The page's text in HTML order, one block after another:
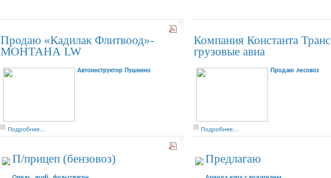
Продаю «Кадилак Флитвоод»-
МОНТАНА LW
Автоинструктор Пушкино
Подробнее...
Компания Константа Транс
грузовые авиа
Продаю лесовоз
Подробнее...
П/прицеп (бензовоз) Предлагаю